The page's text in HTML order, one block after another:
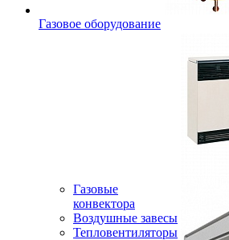
Газовое оборудование
Газовые
конвектора
Воздушные завесы
Тепловентиляторы